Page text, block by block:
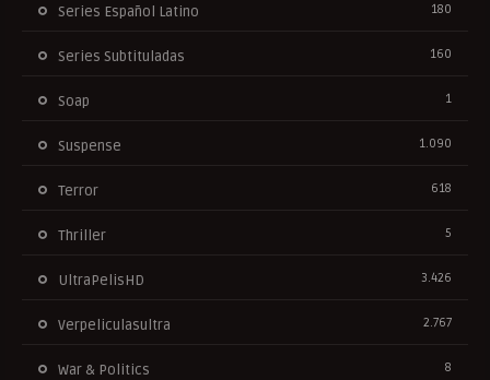
Series Español Latino 180
Series Subtituladas 160
Soap 1
Suspense 1.090
Terror 618
Thriller 5
UltraPelisHD 3.426
Verpeliculasultra 2.767
War & Politics 8